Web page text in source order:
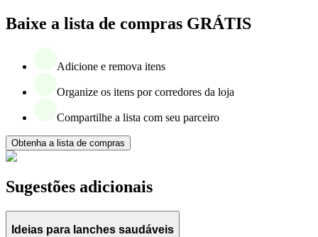
Baixe a lista de compras GRÁTIS
Adicione e remova itens
Organize os itens por corredores da loja
Compartilhe a lista com seu parceiro
Obtenha a lista de compras
Sugestões adicionais
Ideias para lanches saudáveis